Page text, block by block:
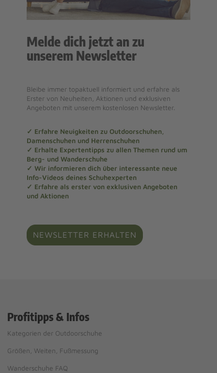
Melde dich jetzt an zu
unserem Newsletter
Bleibe immer topaktuell informiert und erfahre als
Erster von Neuheiten, Aktionen und exklusiven
Angeboten mit unserem kostenlosen Newsletter.
✓ Erfahre Neuigkeiten zu Outdoorschuhen,
Damenschuhen und Herrenschuhen
✓ Erhalte Expertentipps zu allen Themen rund um
Berg- und Wanderschuhe
✓ Wir informieren dich über interessante neue
Info-Videos deines Schuhexperten
✓ Erfahre als erster von exklusiven Angeboten
und Aktionen
NEWSLETTER ERHALTEN
Profitipps & Infos
Kategorien der Outdoorschuhe
Größen, Weiten, Fußmessung
Wanderschuhe FAQ